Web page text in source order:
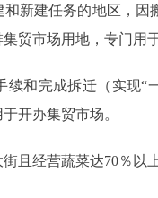
新建任务的地区，因
贸市场用地，专门用
和完成拆迁（实现“
开办集贸市场。
且经营蔬菜达70％以